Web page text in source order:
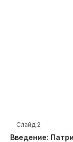
Введение:
Слайд 2